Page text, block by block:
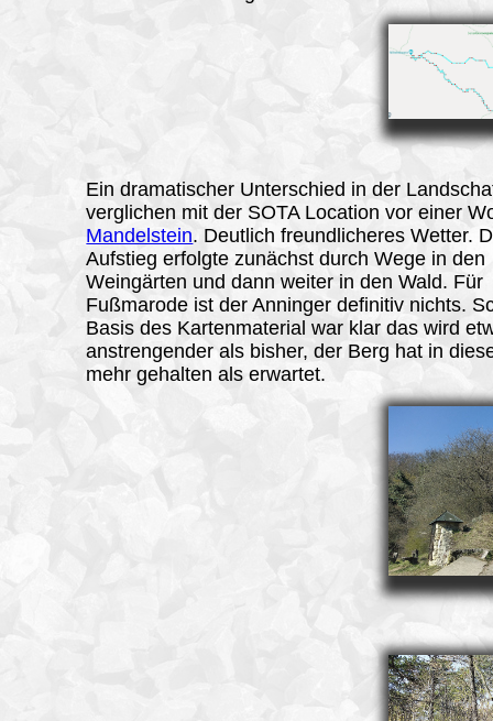
Ein dramatischer Unterschied in der
verglichen mit der SOTA Location vor einer
Mandelstein. Deutlich freundlicheres Wetter.
Aufstieg erfolgte zunächst durch Wege in den
Weingärten und dann weiter in den Wald. Für
Fußmarode ist der Anninger definitiv nichts.
Basis des Kartenmaterial war klar das wird
anstrengender als bisher, der Berg hat in
mehr gehalten als erwartet.